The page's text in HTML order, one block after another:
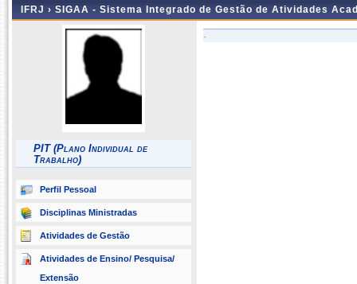
IFRJ › SIGAA - Sistema Integrado de Gestão de Atividades
PIT (Plano Individual de
Trabalho)
Perfil Pessoal
Disciplinas Ministradas
Atividades de Gestão
Atividades de Ensino/ Pesquisa/
Extensão
-